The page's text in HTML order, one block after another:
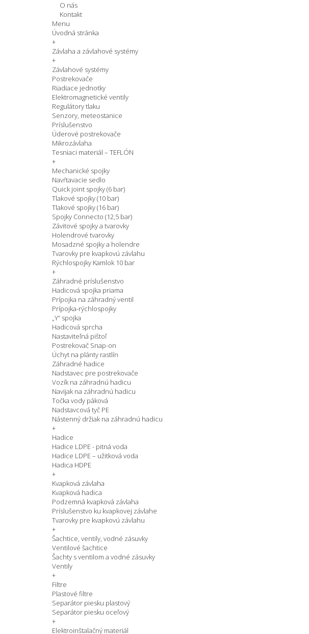
O nás
Kontakt
Menu
Úvodná stránka
+
Závlaha a závlahové systémy
+
Závlahové systémy
Postrekovače
Riadiace jednotky
Elektromagnetické ventily
Regulátory tlaku
Senzory, meteostanice
Príslušenstvo
Úderové postrekovače
Mikrozávlaha
Tesniaci materiál – TEFLÓN
+
Mechanické spojky
Navŕtavacie sedlo
Quick joint spojky (6 bar)
Tlakové spojky (10 bar)
Tlakové spojky (16 bar)
Spojky Connecto (12,5 bar)
Závitové spojky a tvarovky
Holendrové tvarovky
Mosadzné spojky a holendre
Tvarovky pre kvapkovú závlahu
Rýchlospojky Kamlok 10 bar
+
Záhradné príslušenstvo
Hadicová spojka priama
Prípojka na záhradný ventil
Prípojka-rýchlospojky
„Y“ spojka
Hadicová sprcha
Nastaviteľná pištoľ
Postrekovač Snap-on
Úchyt na plánty rastlín
Záhradné hadice
Nadstavec pre postrekovače
Vozík na záhradnú hadicu
Navijak na záhradnú hadicu
Točka vody páková
Nadstavcová tyč PE
Nástenný držiak na záhradnú hadicu
+
Hadice
Hadice LDPE - pitná voda
Hadice LDPE – užitková voda
Hadica HDPE
+
Kvapková závlaha
Kvapková hadica
Podzemná kvapková závlaha
Príslušenstvo ku kvapkovej závlahe
Tvarovky pre kvapkovú závlahu
+
Šachtice, ventily, vodné zásuvky
Ventilové šachtice
Šachty s ventilom a vodné zásuvky
Ventily
+
Filtre
Plastové filtre
Separátor piesku plastový
Separátor piesku oceľový
+
Elektroinštalačný materiál